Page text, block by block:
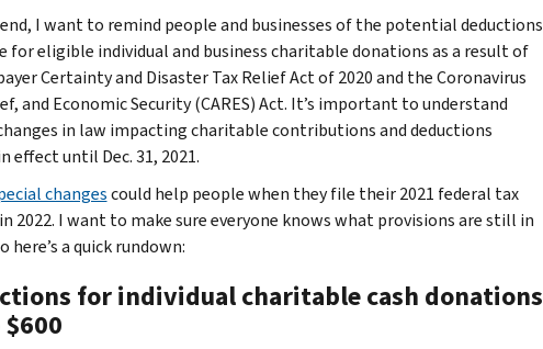
I want to remind people and businesses of the potential deductions
for eligible individual and business charitable donations as a result of
Certainty and Disaster Tax Relief Act of 2020 and the Coronavirus
and Economic Security (CARES) Act. It’s important to understand
in law impacting charitable contributions and deductions
effect until Dec. 31, 2021.
changescould help people when they file their 2021 federal tax
2022. I want to make sure everyone knows what provisions are still in
here’s a quick rundown:
for individual charitable cash donations